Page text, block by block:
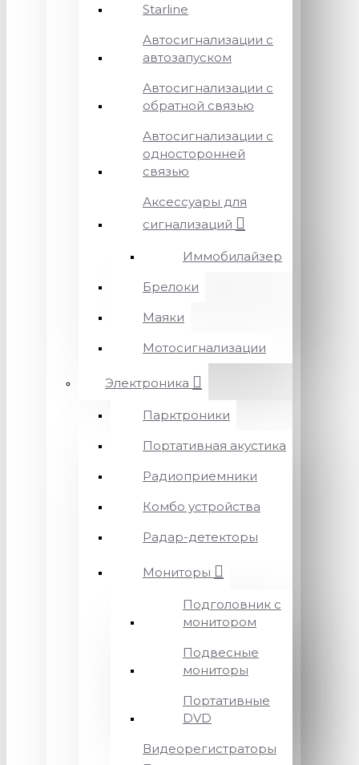
Starline
Автосигнализации с
автозапуском
Автосигнализации с
обратной связью
Автосигнализации с
односторонней
связью
Аксессуары для
сигнализаций
Иммобилайзер
Брелоки
Маяки
Мотосигнализации
Электроника
Парктроники
Портативная акустика
Радиоприемники
Комбо устройства
Радар-детекторы
Мониторы
Подголовник с
монитором
Подвесные
мониторы
Портативные
DVD
Видеорегистраторы